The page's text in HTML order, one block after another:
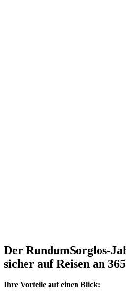
Der RundumSorglos-
sicher auf Reisen an
Ihre Vorteile auf einen Blick: